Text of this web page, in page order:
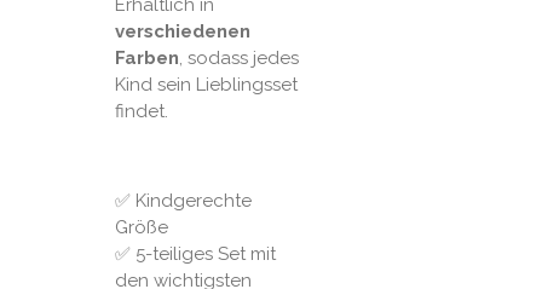
Erhältlich in
verschiedenen
Farben, sodass jedes
Kind sein Lieblingsset
findet.
✅ Kindgerechte
Größe
✅ 5-teiliges Set mit
den wichtigsten